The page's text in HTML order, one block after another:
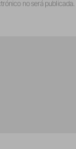
no será publicada.